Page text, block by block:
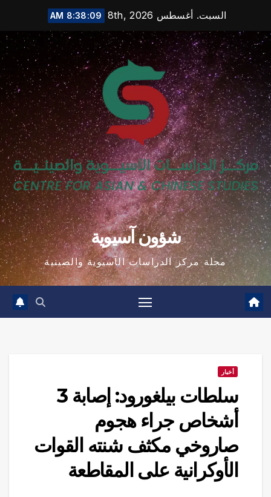
content
السبت. أغسطس 8th, 2026 8:38:10 AM
شؤون آسيوية
مجلة مركز الدراسات الآسيوية والصينية
أخبار
سلطات بيلغورود: إصابة 3
أشخاص جراء هجوم
صاروخي مكثف شنته القوات
الأوكرانية على المقاطعة